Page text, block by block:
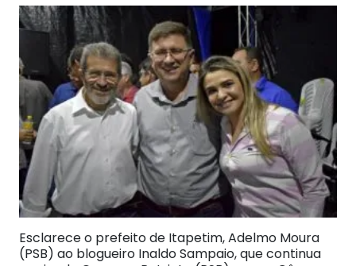
Esclarece o prefeito de Itapetim, Adelmo Moura
(PSB) ao blogueiro Inaldo Sampaio, que continua